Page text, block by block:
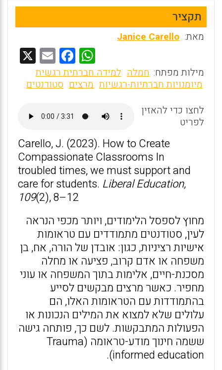
תקציר
מאת: Janice Carello
W
h
at
A
p
p
F
a
ce
o
k
E
m
ai
מילות מפתח: חמלה למידה חברתית רגשית
מיומנויות חברתיות-רגשיות מרצים סטודנטים
לחצו כדי להאזין
לפריט
Carello, J. (2023). How to Create
Compassionate Classrooms In
troubled times, we must support and
care for students. Liberal Education,
109(2), 8–12
מחוץ לספסל הלימודים, ויותר מכפי הנראה
לעין, סטודנטים מתמודדים עם טראומות
אישיות רציניות, כגון: אובדן של הורה, אח, בן
משפחה או אדם קרוב, פציעה או מחלה
מסכנת-חיים, אלימות בתוך המשפחה או עוני
מחפיר. כאשר מרצים מבקשים לסייע
בהתמודדות עם הטראומות האלו, הם
עלולים שלא למצוא את המילים הנכונות או
הפעולות המתבקשות. לשם כך, פותחה גישה
ששמה חינוך מודע-טראומה (Trauma
informed education).